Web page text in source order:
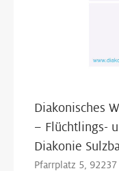
Diakonisches
– Flüchtlings-
Diakonie
Pfarrplatz 5,